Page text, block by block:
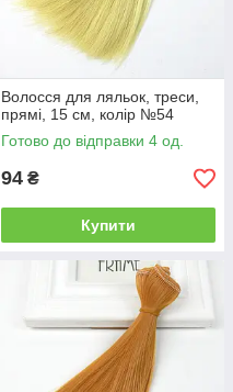
Волосся для ляльок, треси,
прямі, 15 см, колір №54
Готово до відправки 4 од.
94 ₴
Купити